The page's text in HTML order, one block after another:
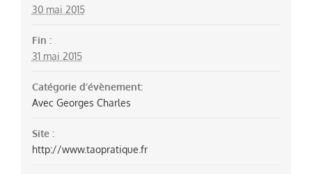
30 mai 2015
Fin :
31 mai 2015
Catégorie d’évènement:
Avec Georges Charles
Site :
http://www.taopratique.fr